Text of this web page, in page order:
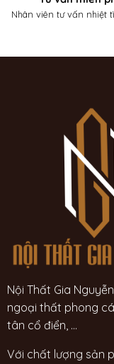
Nhân viên tư vấn nhiệt
Nội Thất Gia
ngoại thất phong
tân cổ điển, ...
Với chất lượng sản